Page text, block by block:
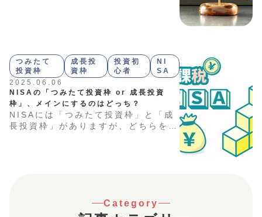
つみたて
投資枠
成長投
資枠
投資初
心者
NI
SA
2025.06.06
NISAの「つみたて投資枠 or 成長投資
枠」、メインにするのはどっち？
NISAには「つみたて投資枠」と「成
長投資枠」がありますが、どちらをメ
Category